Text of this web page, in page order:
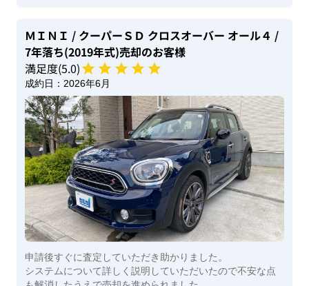
ＭＩＮＩ / クーパーＳＤ クロスオーバー オール４ /
7年落ち(2019年式)売却のお客様
満足度(5.0)
成約日： 2026年6月
申請後すぐに査定していただき助かりました。
システムについて詳しく説明していただいたので不安な点